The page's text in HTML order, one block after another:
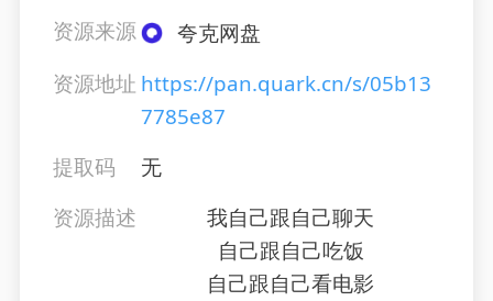
资源来源
夸克网盘
资源地址 https://pan.quark.cn/s/05b13
7785e87
提取码
无
资源描述
我自己跟自己聊天
自己跟自己吃饭
自己跟自己看电影